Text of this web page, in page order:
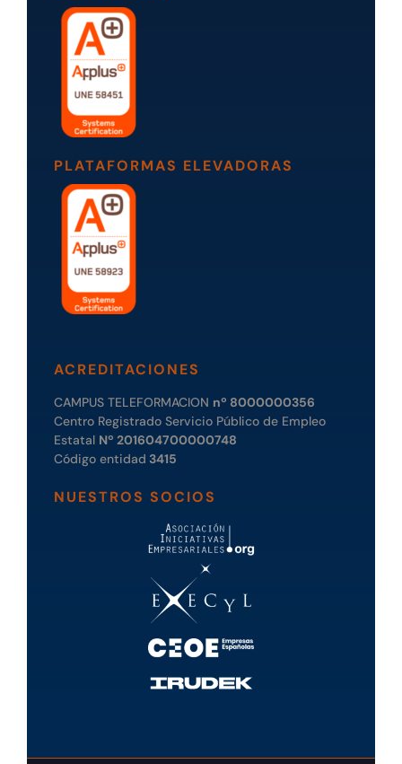
PLATAFORMAS ELEVADORAS
ACREDITACIONES
CAMPUS TELEFORMACION nº 8000000356
Centro Registrado Servicio Público de Empleo
Estatal Nº 201604700000748
Código entidad 3415
NUESTROS SOCIOS